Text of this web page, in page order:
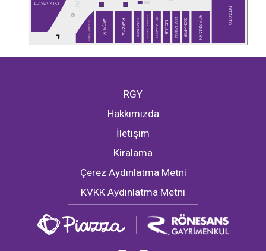
ARÇELİK BELLA MAISON
FLYING TIGER
CARMELO COFFEE
DEFACTO
GALLERY CRYSTAL
KARACA
LC WAIKIKI
LCW DREAM ROSSMANN
SCHAFER
MCLUB
RGY
Hakkımızda
İletişim
Kiralama
Çerez Aydınlatma Metni
KVKK Aydınlatma Metni